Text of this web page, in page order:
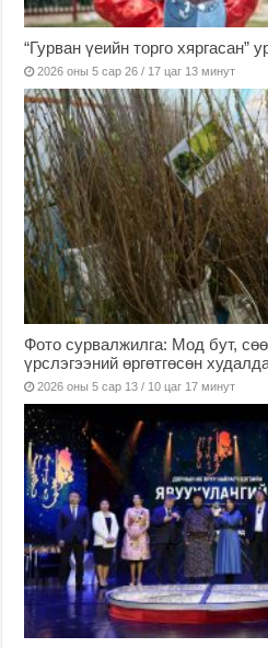
“Гурван үеийн торго хяргасан”
2026 оны 5 сар 26 / 17 цаг 13 минут
Фото сурвалжилга: Мод бут,
үрслэгээний өргөтгөсөн
2026 оны 5 сар 13 / 10 цаг 17 минут